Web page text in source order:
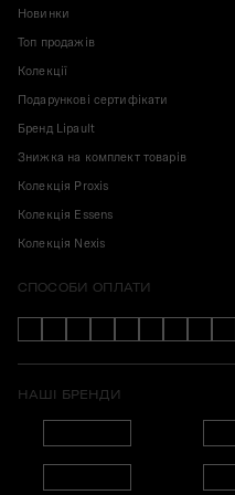
Новинки
Топ продажів
Колекції
Подарункові сертифікати
Бренд Lipault
Знижка на комплект товарів
Колекція Proxis
Колекція Essens
Колекція Nexis
СПОСОБИ ОПЛАТИ
НАШІ БРЕНДИ